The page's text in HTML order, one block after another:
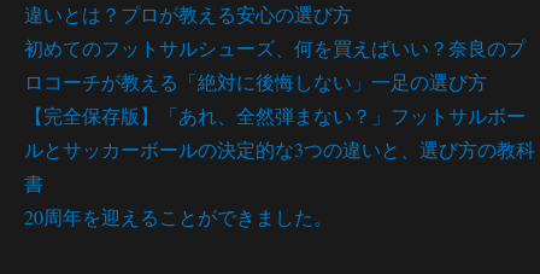
違いとは？プロが教える安心の選び方
初めてのフットサルシューズ、何を買えばいい？奈良のプ
ロコーチが教える「絶対に後悔しない」一足の選び方
【完全保存版】「あれ、全然弾まない？」フットサルボー
ルとサッカーボールの決定的な3つの違いと、選び方の教科
書
20周年を迎えることができました。